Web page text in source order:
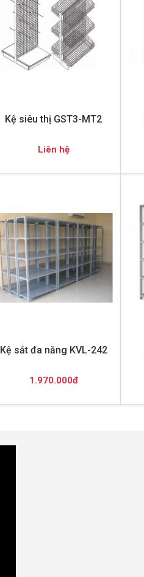
Kệ siêu thị GST3-MT2
Liên hệ
Kệ sắt đa năng KVL-242
1.970.000đ